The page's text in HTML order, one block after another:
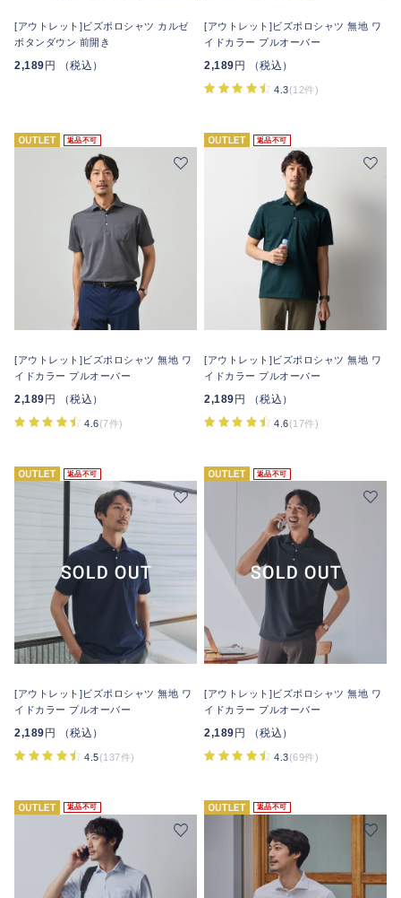
[アウトレット]ビズポロシャツ カルゼ
ボタンダウン 前開き
2,189 円 （税込）
[アウトレット]ビズポロシャツ 無地 ワ
イドカラー プルオーバー
2,189 円 （税込）
4.3(12件)
返品不可
[アウトレット]ビズポロシャツ 無地 ワ
イドカラー プルオーバー
2,189 円 （税込）
4.6(7件)
返品不可
[アウトレット]ビズポロシャツ 無地 ワ
イドカラー プルオーバー
2,189 円 （税込）
4.6(17件)
返品不可
[アウトレット]ビズポロシャツ 無地 ワ
イドカラー プルオーバー
2,189 円 （税込）
4.5(137件)
返品不可
[アウトレット]ビズポロシャツ 無地 ワ
イドカラー プルオーバー
2,189 円 （税込）
4.3(69件)
返品不可 返品不可